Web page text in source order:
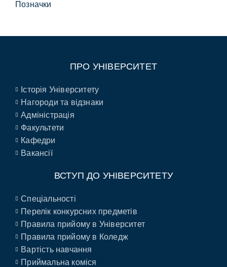
Позначки
ПРО УНІВЕРСИТЕТ
Історія Університету
Нагороди та відзнаки
Адміністрація
Факультети
Кафедри
Вакансії
ВСТУП ДО УНІВЕРСИТЕТУ
Спеціальності
Перелік конкурсних предметів
Правила прийому в Університет
Правила прийому в Коледж
Вартість навчання
Приймальна коміся